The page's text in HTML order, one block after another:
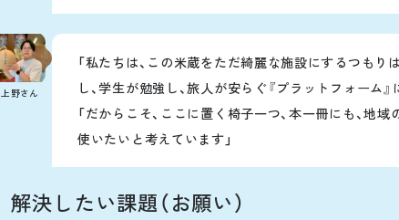
上野さん
「私たちは、この米蔵をただ綺麗な施設にするつもり
し、学生が勉強し、旅人が安らぐ『プラットフォーム』
「だからこそ、ここに置く椅子一つ、本一冊にも、地
使いたいと考えています」
解決したい課題（お願い）